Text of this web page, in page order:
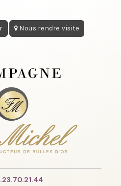
Nous rendre visite